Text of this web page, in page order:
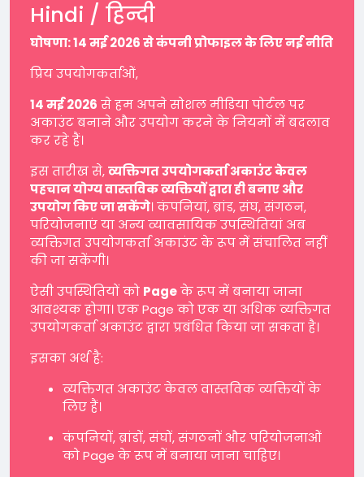
Hindi / हिन्दी
घोषणा: 14 मई 2026 से कंपनी प्रोफाइल के लिए नई नीति
प्रिय उपयोगकर्ताओं,
14 मई 2026 से हम अपने सोशल मीडिया पोर्टल पर
अकाउंट बनाने और उपयोग करने के नियमों में बदलाव
कर रहे हैं।
इस तारीख से,व्यक्तिगत उपयोगकर्ता अकाउंट केवल
पहचान योग्य वास्तविक व्यक्तियों द्वारा ही बनाए और
उपयोग किए जा सकेंगे। कंपनियां, ब्रांड, संघ, संगठन,
परियोजनाएं या अन्य व्यावसायिक उपस्थितियां अब
व्यक्तिगत उपयोगकर्ता अकाउंट के रूप में संचालित नहीं
की जा सकेंगी।
ऐसी उपस्थितियों को Pageके रूप में बनाया जाना
आवश्यक होगा। एक Page को एक या अधिक व्यक्तिगत
उपयोगकर्ता अकाउंट द्वारा प्रबंधित किया जा सकता है।
इसका अर्थ है:
व्यक्तिगत अकाउंट केवल वास्तविक व्यक्तियों के
लिए हैं।
कंपनियों, ब्रांडों, संघों, संगठनों और परियोजनाओं
को Page के रूप में बनाया जाना चाहिए।